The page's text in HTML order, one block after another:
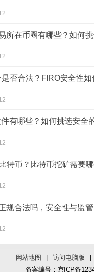
所在币圈有哪些？如何
是否合法？FIRO安全性如
件有哪些？如何挑选安全
特币？比特币挖矿需要
规合法吗，安全性与监管
网站地图 访问电脑版
备案编号：京ICP备